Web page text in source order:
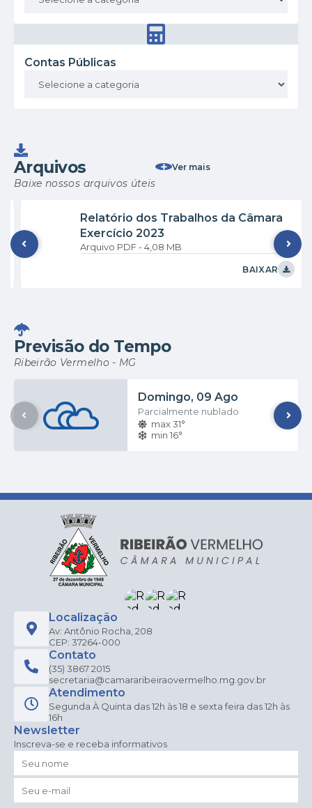
Contas Públicas
Arquivos
Baixe nossos arquivos úteis
Ver mais
Relatório dos Trabalhos da Câmara
Exercício 2023
PDF 4,08 MB
BAIXAR
Previsão do Tempo
Ribeirão Vermelho - MG
Domingo 09 Ago
Parcialmente nublado
max 31°
min 16°
Localização
Av: Antônio Rocha, 208
CEP: 37264-000
Contato
(35) 3867 2015
secretaria@camararibeiraovermelho.mg.gov.br
Atendimento
Segunda À Quinta das 12h às 18 e sexta feira das 12h às
16h
Newsletter
Inscreva-se e receba informativos